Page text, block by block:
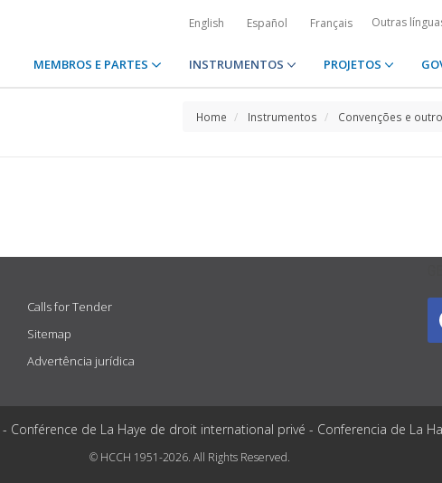
English Español Français Outras
MEMBROS E PARTES INSTRUMENTOS PROJETOS
Home Instrumentos Convenções e
Calls for Tender
Sitemap
Advertência jurídica
Conférence de La Haye de droit international privé - Conferencia de La
© HCCH 1951-2026. All Rights Reserved.